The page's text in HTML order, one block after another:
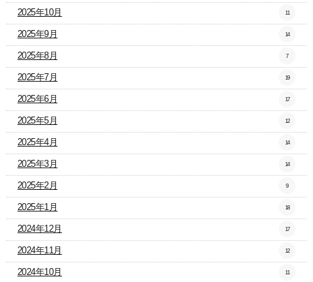
2025年10月 11
2025年9月 14
2025年8月 7
2025年7月 19
2025年6月 17
2025年5月 12
2025年4月 14
2025年3月 14
2025年2月 9
2025年1月 18
2024年12月 17
2024年11月 12
2024年10月 11